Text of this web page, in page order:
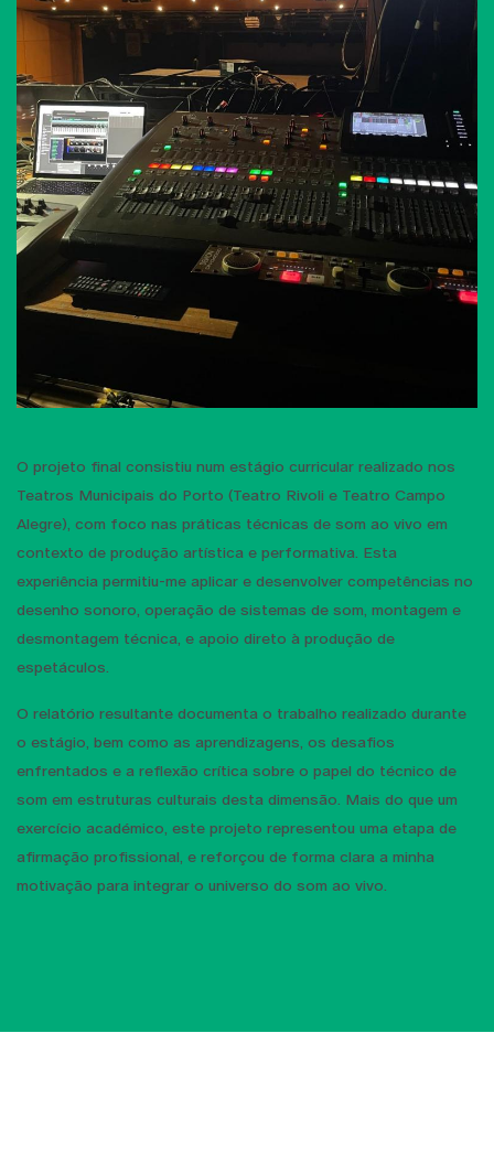
O projeto final consistiu num estágio curricular realizado nos
Teatros Municipais do Porto (Teatro Rivoli e Teatro Campo
Alegre), com foco nas práticas técnicas de som ao vivo em
contexto de produção artística e performativa. Esta
experiência permitiu-me aplicar e desenvolver competências no
desenho sonoro, operação de sistemas de som, montagem e
desmontagem técnica, e apoio direto à produção de
espetáculos.
O relatório resultante documenta o trabalho realizado durante
o estágio, bem como as aprendizagens, os desafios
enfrentados e a reflexão crítica sobre o papel do técnico de
som em estruturas culturais desta dimensão. Mais do que um
exercício académico, este projeto representou uma etapa de
afirmação profissional, e reforçou de forma clara a minha
motivação para integrar o universo do som ao vivo.